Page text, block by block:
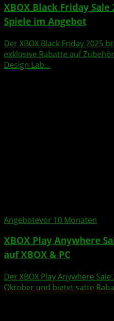
XBOX Black Friday Sale
Spiele im Angebot
Der XBOX Black Friday 2025
exklusive Rabatte auf
Design Lab...
Angebotevor 10 Monaten
XBOX Play Anywhere
auf XBOX & PC
Der XBOX Play Anywhere
Oktober und bietet satte